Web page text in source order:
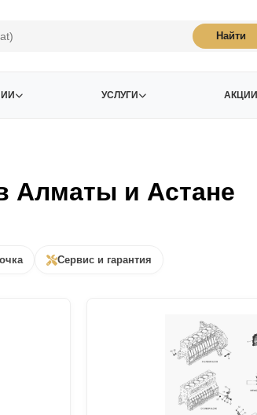
Найти
УСЛУГИ АКЦИИ
и Астане
Сервис и гарантия